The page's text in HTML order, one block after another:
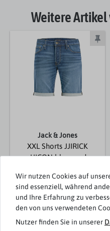
Weitere Artikel
Jack & Jones
XXL Shorts JJIRICK
JJICON blau used
49,99 € *
Wir nutzen Cookies auf
sind essenziell, während
und Ihre Erfahrung zu
den von uns verwendeten
Nutzer finden Sie in unserer